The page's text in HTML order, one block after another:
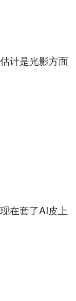
计是光影方面
在套了AI皮上